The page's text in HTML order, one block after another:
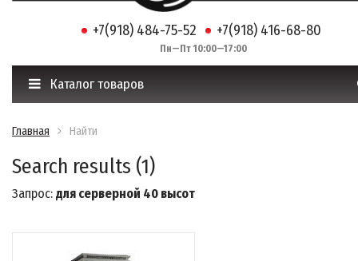
+7(918) 484-75-52 +7(918) 416-68-80
Пн—Пт 10:00—17:00
Каталог товаров
Главная Найти
Search results (1)
Запрос: для серверной 40 высот